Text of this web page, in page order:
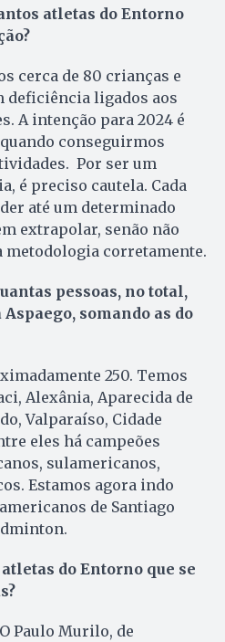
atletas do Entorno
cerca de 80 crianças e
deficiência ligados aos
A intenção para 2024 é
conseguirmos
Por ser um
é preciso cautela. Cada
até um determinado
extrapolar, senão não
metodologia corretamente.
pessoas, no total,
somando as do
250. Temos
Alexânia, Aparecida de
Valparaíso, Cidade
eles há campeões
sulamericanos,
Estamos agora indo
de Santiago
do Entorno que se
Paulo Murilo, de